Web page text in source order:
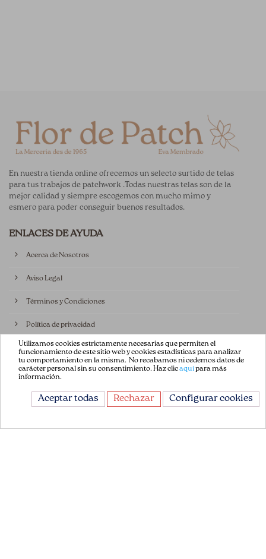
En nuestra tienda online ofrecemos un selecto surtido de telas
para tus trabajos de patchwork .Todas nuestras telas son de la
mejor calidad y siempre escogemos con mucho mimo y
esmero para poder conseguir buenos resultados.
ENLACES DE AYUDA
Acerca de Nosotros
Aviso Legal
Términos y Condiciones
Política de privacidad
Política de Cookies
Contáctenos
CONTÁCTANOS
Utilizamos cookies estrictamente necesarias que permiten el
funcionamiento de este sitio web y cookies estadísticas para analizar
tu comportamiento en la misma. No recabamos ni cedemos datos de
carácter personal sin su consentimiento. Haz clicaquípara más
información.
Aceptar todas Rechazar Configurar cookies